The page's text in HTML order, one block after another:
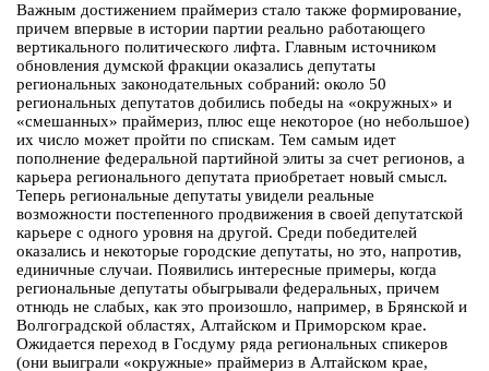
Важным достижением праймериз стало также формирование,
причем впервые в истории партии реально работающего
вертикального политического лифта. Главным источником
обновления думской фракции оказались депутаты
региональных законодательных собраний: около 50
региональных депутатов добились победы на «окружных» и
«смешанных» праймериз, плюс еще некоторое (но небольшое)
их число может пройти по спискам. Тем самым идет
пополнение федеральной партийной элиты за счет регионов, а
карьера регионального депутата приобретает новый смысл.
Теперь региональные депутаты увидели реальные
возможности постепенного продвижения в своей депутатской
карьере с одного уровня на другой. Среди победителей
оказались и некоторые городские депутаты, но это, напротив,
единичные случаи. Появились интересные примеры, когда
региональные депутаты обыгрывали федеральных, причем
отнюдь не слабых, как это произошло, например, в Брянской и
Волгоградской областях, Алтайском и Приморском крае.
Ожидается переход в Госдуму ряда региональных спикеров
(они выиграли «окружные» праймериз в Алтайском крае,